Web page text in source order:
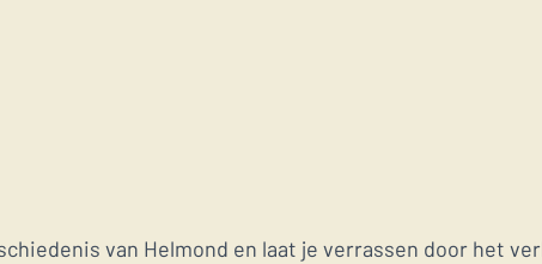
van Helmond en laat je verrassen door het